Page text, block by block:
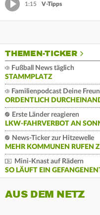
1:15 V-Tipps
THEMEN-TICKER
Fußball News täglich
STAMMPLATZ
Familienpodcast Deine
ORDENTLICH
Erste Länder reagieren
LKW-FAHRVERBOT AN
News-Ticker zur Hitzewelle
MEHR KOMMUNEN RUFEN
Mini-Knast auf Rädern
SO LÄUFT EIN
AUS DEM NETZ